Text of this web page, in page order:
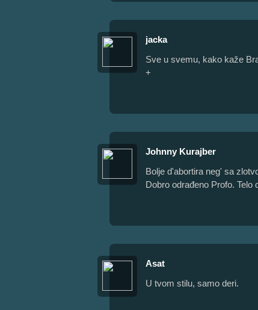
jacka
Sve u svemu, kako kaže
+
Johnny Kurajber
Bolje d'abortira neg' sa
Dobro odrađeno Profo. Telo
Asat
U tvom stilu, samo deri.